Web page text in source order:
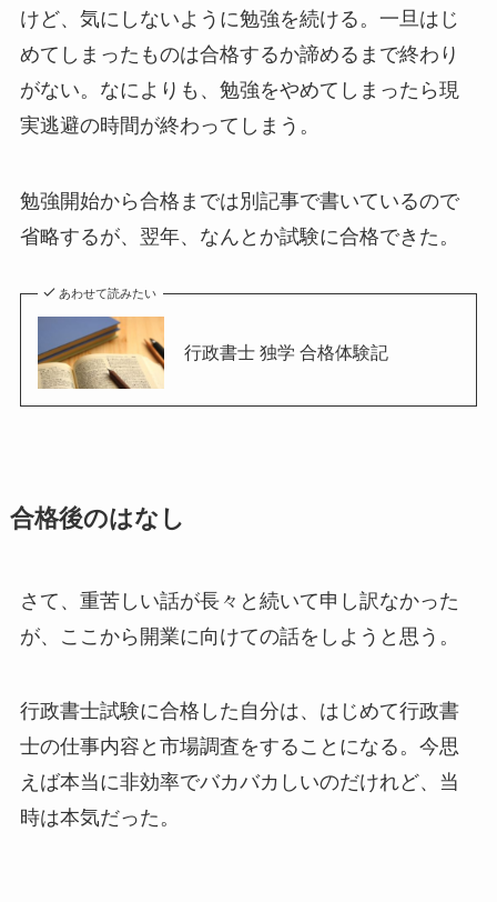
けど、気にしないように勉強を続ける。一旦はじ
めてしまったものは合格するか諦めるまで終わり
がない。なによりも、勉強をやめてしまったら現
実逃避の時間が終わってしまう。
勉強開始から合格までは別記事で書いているので
省略するが、翌年、なんとか試験に合格できた。
あわせて読みたい
行政書士 独学 合格体験記
合格後のはなし
さて、重苦しい話が長々と続いて申し訳なかった
が、ここから開業に向けての話をしようと思う。
行政書士試験に合格した自分は、はじめて行政書
士の仕事内容と市場調査をすることになる。今思
えば本当に非効率でバカバカしいのだけれど、当
時は本気だった。